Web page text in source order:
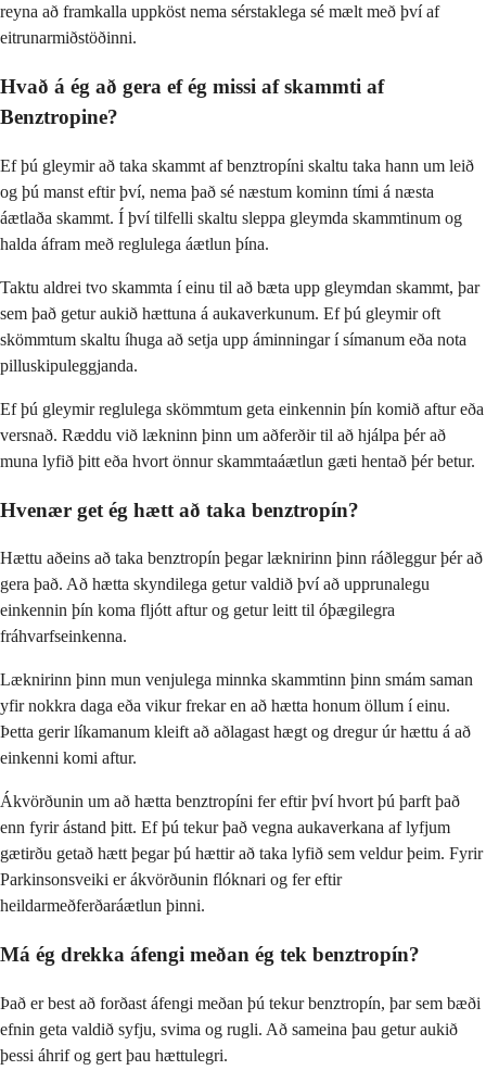
reyna að framkalla uppköst nema sérstaklega sé mælt með því af
eitrunarmiðstöðinni.
Hvað á ég að gera ef ég missi af skammti af
Benztropine?
Ef þú gleymir að taka skammt af benztropíni skaltu taka hann um leið
og þú manst eftir því, nema það sé næstum kominn tími á næsta
áætlaða skammt. Í því tilfelli skaltu sleppa gleymda skammtinum og
halda áfram með reglulega áætlun þína.
Taktu aldrei tvo skammta í einu til að bæta upp gleymdan skammt, þar
sem það getur aukið hættuna á aukaverkunum. Ef þú gleymir oft
skömmtum skaltu íhuga að setja upp áminningar í símanum eða nota
pilluskipuleggjanda.
Ef þú gleymir reglulega skömmtum geta einkennin þín komið aftur eða
versnað. Ræddu við lækninn þinn um aðferðir til að hjálpa þér að
muna lyfið þitt eða hvort önnur skammtaáætlun gæti hentað þér betur.
Hvenær get ég hætt að taka benztropín?
Hættu aðeins að taka benztropín þegar læknirinn þinn ráðleggur þér að
gera það. Að hætta skyndilega getur valdið því að upprunalegu
einkennin þín koma fljótt aftur og getur leitt til óþægilegra
fráhvarfseinkenna.
Læknirinn þinn mun venjulega minnka skammtinn þinn smám saman
yfir nokkra daga eða vikur frekar en að hætta honum öllum í einu.
Þetta gerir líkamanum kleift að aðlagast hægt og dregur úr hættu á að
einkenni komi aftur.
Ákvörðunin um að hætta benztropíni fer eftir því hvort þú þarft það
enn fyrir ástand þitt. Ef þú tekur það vegna aukaverkana af lyfjum
gætirðu getað hætt þegar þú hættir að taka lyfið sem veldur þeim. Fyrir
Parkinsonsveiki er ákvörðunin flóknari og fer eftir
heildarmeðferðaráætlun þinni.
Má ég drekka áfengi meðan ég tek benztropín?
Það er best að forðast áfengi meðan þú tekur benztropín, þar sem bæði
efnin geta valdið syfju, svima og rugli. Að sameina þau getur aukið
þessi áhrif og gert þau hættulegri.